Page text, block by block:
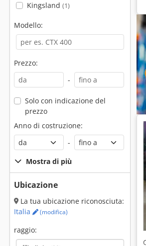
Kingsland (1)
Modello:
Prezzo:
-
Solo con indicazione del
prezzo
Anno di costruzione:
-
Mostra di più
Ubicazione
La tua ubicazione riconosciuta:
Italia
(modifica)
raggio: